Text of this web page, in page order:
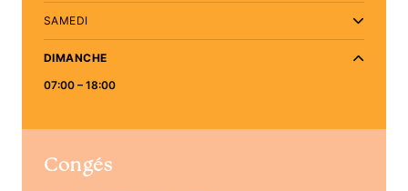
SAMEDI
DIMANCHE
07:00 – 18:00
Congés